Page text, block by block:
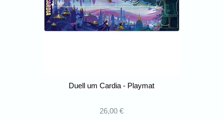
Duell um Cardia - Playmat
26,00 €